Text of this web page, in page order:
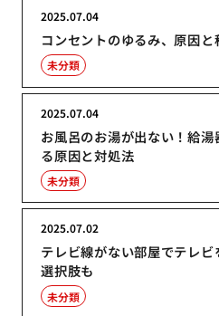
コンセントのゆるみ、原因
2025.07.04
未分類
お風呂のお湯が出ない！給
る原因と対処法
2025.07.04
未分類
テレビ線がない部屋でテレ
選択肢も
2025.07.02
未分類